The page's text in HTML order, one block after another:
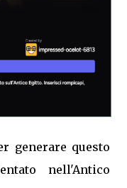
generare questo
nell'Antico